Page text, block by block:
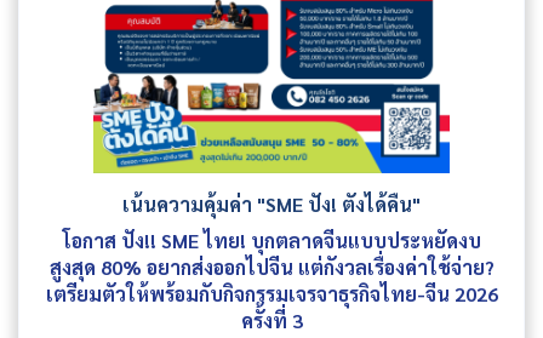
เน้นความคุ้มค่า "SME ปัง! ตังได้คืน"
โอกาส ปัง!! SME ไทย! บุกตลาดจีนแบบประหยัดงบ
สูงสุด 80% อยากส่งออกไปจีน แต่กังวลเรื่องค่าใช้จ่าย?
เตรียมตัวให้พร้อมกับกิจกรรมเจรจาธุรกิจไทย-จีน 2026
ครั้งที่ 3